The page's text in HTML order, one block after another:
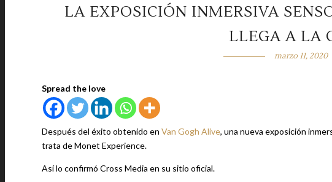
LA EXPOSICIÓN INMERSIVA
LLEGA A LA
marzo 11, 2020
Spread the love
Después del éxito obtenido en Van Gogh Alive, una nueva exposición
trata de Monet Experience.
Así lo confirmó Cross Media en su sitio oficial.